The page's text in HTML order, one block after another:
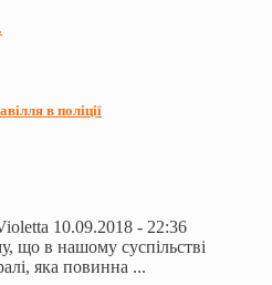
в поліції
10.09.2018 - 22:36
що в нашому суспільстві
яка повинна ...